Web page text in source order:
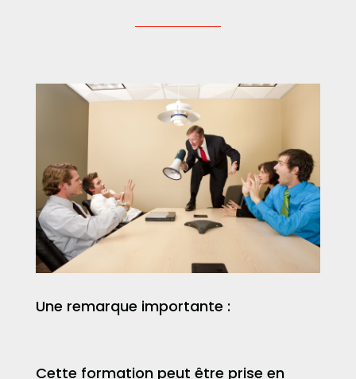
Une remarque importante :
Cette formation peut être prise en